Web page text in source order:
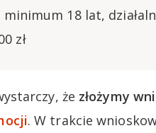
18 lat,
zł
że złożymy
. W trakcie